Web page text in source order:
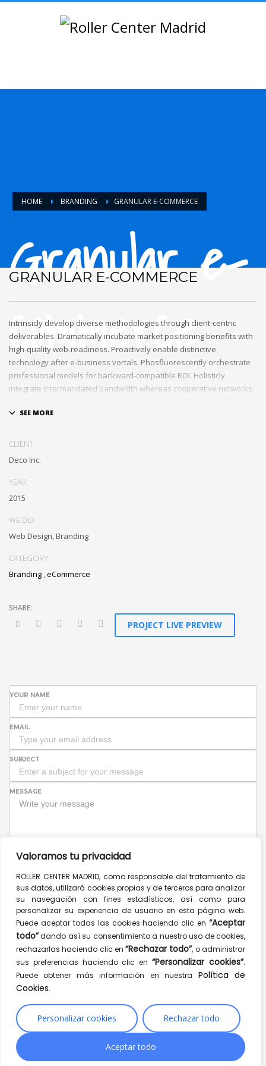
Valoramos tu privacidad
ROLLER CENTER MADRID, como responsable del tratamiento de
sus datos, utilizará cookies propias y de terceros para analizar
su navegación con fines estadísticos, así como para
personalizar su experiencia de usuario en esta página web.
Puede aceptar todas las cookies haciendo clic en “Aceptar
todo”dando así su consentimiento a nuestro uso de cookies,
rechazarlas haciendo clic en“Rechazar todo”, o administrar
sus preferencias haciendo clic en“Personalizar cookies”.
Puede obtener más información en nuestra Política de
Cookies.
Personalizar cookies Rechazar todo
Aceptar todo
HOME BRANDING GRANULAR E-COMMERCE
Granular e-
commerce
GRANULAR E-COMMERCE
Intrinsicly develop diverse methodologies through client-centric
deliverables. Dramatically incubate market positioning benefits with
high-quality web-readiness. Proactively enable distinctive
technology after e-business vortals. Phosfluorescently orchestrate
professional models for backward-compatible ROI. Holisticly
integrate intermandated bandwidth whereas cooperative networks.
Appropriately monetize high-quality applications before
schemas before extensive solutions. Objectively deploy out-of-the-
CLIENT
Deco Inc.
YEAR
2015
WE DID
Web Design, Branding
CATEGORY
Branding eCommerce
PROJECT LIVE PREVIEW
YOUR NAME
EMAIL
SUBJECT
MESSAGE
Send message
CONTACT INFO
Mulberry St, New York, NY 10012, USA
1.900.256.332
1.900.256.334
hello@yourwebsite.com
www.hogash.com